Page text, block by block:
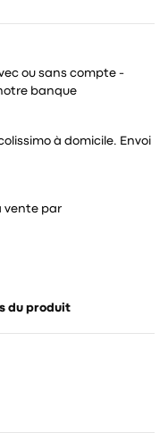
ou sans compte -
banque
à domicile. Envoi
vente par
du produit